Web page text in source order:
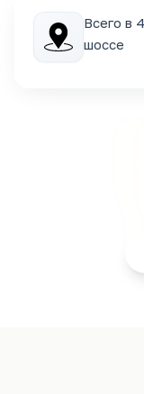
Всего в
шоссе
Готовы к